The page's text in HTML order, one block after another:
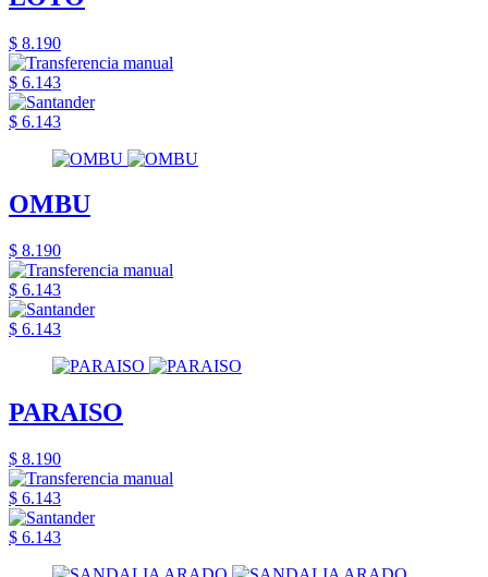
$ 8.190
$ 6.143
$ 6.143
OMBU
$ 8.190
$ 6.143
$ 6.143
PARAISO
$ 8.190
$ 6.143
$ 6.143